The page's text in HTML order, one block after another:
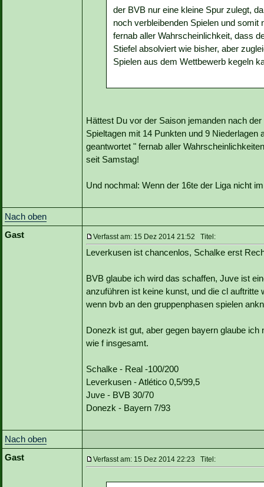
der BVB nur eine kleine Spur zulegt,
noch verbleibenden Spielen und
fernab aller Wahrscheinlichkeit, dass
Stiefel absolviert wie bisher, aber
Spielen aus dem Wettbewerb kegeln
Hättest Du vor der Saison jemanden nach
Spieltagen mit 14 Punkten und 9
geantwortet " fernab aller
seit Samstag!
Und nochmal: Wenn der 16te der Liga nicht
Nach oben
Gast
Verfasst am: 15 Dez 2014 21:52 Titel:
Leverkusen ist chancenlos, Schalke erst
BVB glaube ich wird das schaffen, Juve ist
anzuführen ist keine kunst, und die cl
wenn bvb an den gruppenphasen spielen
Donezk ist gut, aber gegen bayern glaube
wie f insgesamt.
Schalke - Real -100/200
Leverkusen - Atlético 0,5/99,5
Juve - BVB 30/70
Donezk - Bayern 7/93
Nach oben
Gast
Verfasst am: 15 Dez 2014 22:23 Titel: